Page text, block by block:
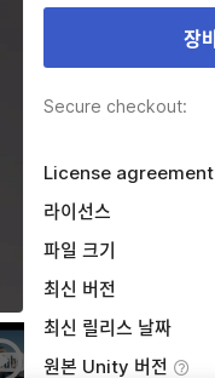
장
Secure checkout:
License agreement
라이선스
파일 크기
최신 버전
최신 릴리스 날짜
원본 Unity 버전